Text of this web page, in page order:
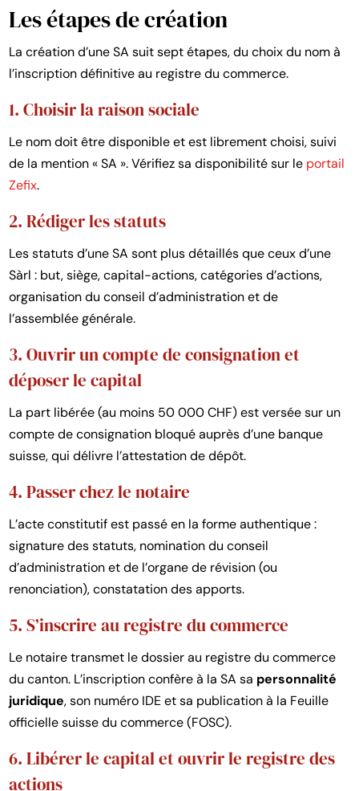
Les étapes de création
La création d’une SA suit sept étapes, du choix du nom à
l’inscription définitive au registre du commerce.
1. Choisir la raison sociale
Le nom doit être disponible et est librement choisi, suivi
de la mention « SA ». Vérifiez sa disponibilité sur le portail
Zefix.
2. Rédiger les statuts
Les statuts d’une SA sont plus détaillés que ceux d’une
Sàrl : but, siège, capital-actions, catégories d’actions,
organisation du conseil d’administration et de
l’assemblée générale.
3. Ouvrir un compte de consignation et
déposer le capital
La part libérée (au moins 50 000 CHF) est versée sur un
compte de consignation bloqué auprès d’une banque
suisse, qui délivre l’attestation de dépôt.
4. Passer chez le notaire
L’acte constitutif est passé en la forme authentique :
signature des statuts, nomination du conseil
d’administration et de l’organe de révision (ou
renonciation), constatation des apports.
5. S’inscrire au registre du commerce
Le notaire transmet le dossier au registre du commerce
du canton. L’inscription confère à la SA sa personnalité
juridique, son numéro IDE et sa publication à la Feuille
officielle suisse du commerce (FOSC).
6. Libérer le capital et ouvrir le registre des
actions